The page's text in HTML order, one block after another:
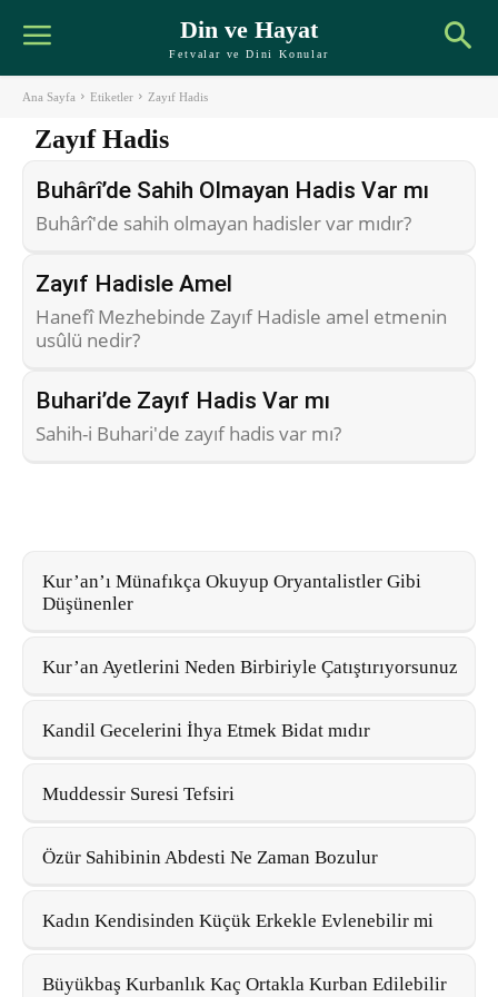
Din ve Hayat
Fetvalar ve Dini Konular
Ana Sayfa Etiketler Zayıf Hadis
Zayıf Hadis
Buhârî’de Sahih Olmayan Hadis Var mı
Buhârî'de sahih olmayan hadisler var mıdır?
Zayıf Hadisle Amel
Hanefî Mezhebinde Zayıf Hadisle amel etmenin
usûlü nedir?
Buhari’de Zayıf Hadis Var mı
Sahih-i Buhari'de zayıf hadis var mı?
Kur’an’ı Münafıkça Okuyup Oryantalistler Gibi
Düşünenler
Kur’an Ayetlerini Neden Birbiriyle Çatıştırıyorsunuz
Kandil Gecelerini İhya Etmek Bidat mıdır
Muddessir Suresi Tefsiri
Özür Sahibinin Abdesti Ne Zaman Bozulur
Kadın Kendisinden Küçük Erkekle Evlenebilir mi
Büyükbaş Kurbanlık Kaç Ortakla Kurban Edilebilir